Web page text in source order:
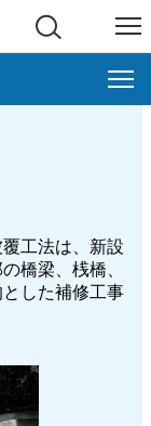
閉じ
工法は、新設
橋梁、桟橋、
した補修工事